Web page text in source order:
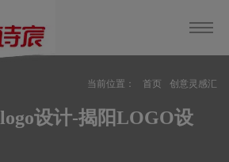
当前位置： 首页
创意灵感汇
设计-揭阳LOGO设